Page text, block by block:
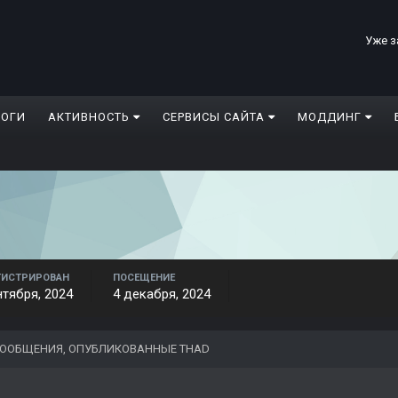
Уже
АКТИВНОСТЬ СЕРВИСЫ САЙТА МОДДИНГ
2024
ПОСЕЩЕНИЕ
4 декабря, 2024
ОПУБЛИКОВАННЫЕ THAD